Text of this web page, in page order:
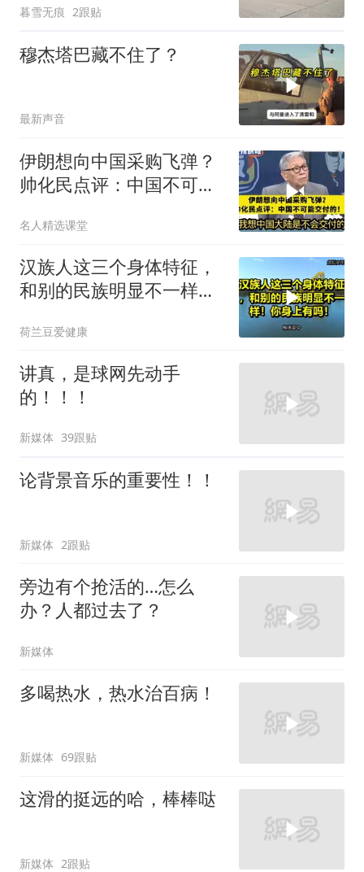
暮雪无痕 2跟贴
穆杰塔巴藏不住了？
最新声音
伊朗想向中国采购飞弹？
帅化民点评：中国不可能
名人精选课堂
汉族人这三个身体特征，
和别的民族明显不一样！
荷兰豆爱健康
讲真，是球网先动手
的！！！
新媒体 39跟贴
论背景音乐的重要性！！
新媒体 2跟贴
旁边有个抢活的…怎么
办？人都过去了？
新媒体
多喝热水，热水治百病！
新媒体 69跟贴
这滑的挺远的哈，棒棒哒
新媒体 2跟贴